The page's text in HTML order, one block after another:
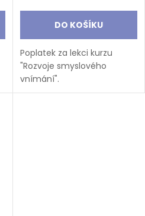
DO KOŠÍKU
Poplatek za lekci kurzu
"Rozvoje smyslového
vnímání".